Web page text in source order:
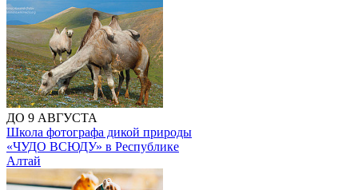
ДО 9 АВГУСТА
Школа фотографа дикой природы
«ЧУДО ВСЮДУ» в Республике
Алтай